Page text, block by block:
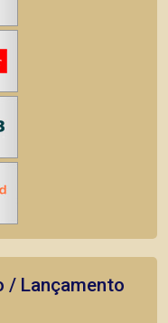
/ Lançamento